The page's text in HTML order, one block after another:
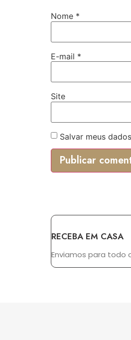
Nome *
E-mail *
Site
Salvar meus
RECEBA EM CASA
Enviamos para todo